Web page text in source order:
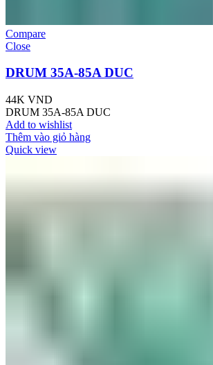
Compare
Close
DRUM 35A-85A DUC
44K VND
DRUM 35A-85A DUC
Add to wishlist
Thêm vào giỏ hàng
Quick view